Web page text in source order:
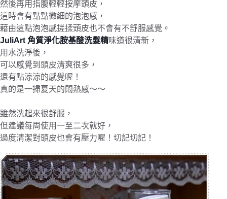
然後再用指腹輕輕按摩頭皮，
這時會有點點微細的泡泡感，
藉由這點泡泡感搓揉頭皮也不會有不舒服感覺。
JuliArt 角質淨化胺基酸洗髮精味道很清新，
用水洗淨後，
可以感覺到頭皮清爽很多，
還有點涼涼的感覺喔！
真的是一掃夏天的悶熱感～～
雖然洗起來很舒服，
但建議每周使用一至二次就好，
過度清潔對頭皮也會有壓力喔！切記切記！